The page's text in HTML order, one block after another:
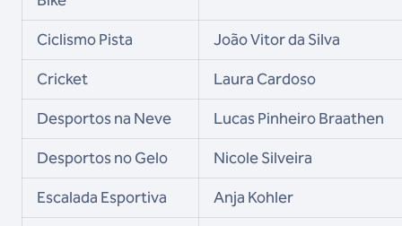
Ciclismo Pista
João Vitor da Silva
Cricket
Laura Cardoso
Desportos na Neve
Lucas Pinheiro Braathen
Desportos no Gelo
Nicole Silveira
Escalada Esportiva
Anja Kohler